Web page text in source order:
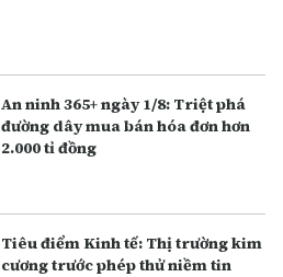
An ninh 365+ ngày 1/8: Triệt phá
đường dây mua bán hóa đơn hơn
2.000 tỉ đồng
Tiêu điểm Kinh tế: Thị trường kim
cương trước phép thử niềm tin